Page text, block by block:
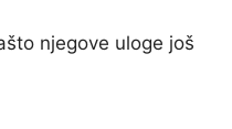
njegove uloge još